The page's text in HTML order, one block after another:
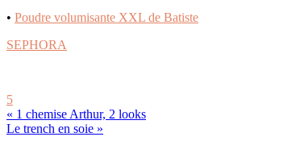
• Poudre volumisante XXL de Batiste
SEPHORA
5
« 1 chemise Arthur, 2 looks
Le trench en soie »